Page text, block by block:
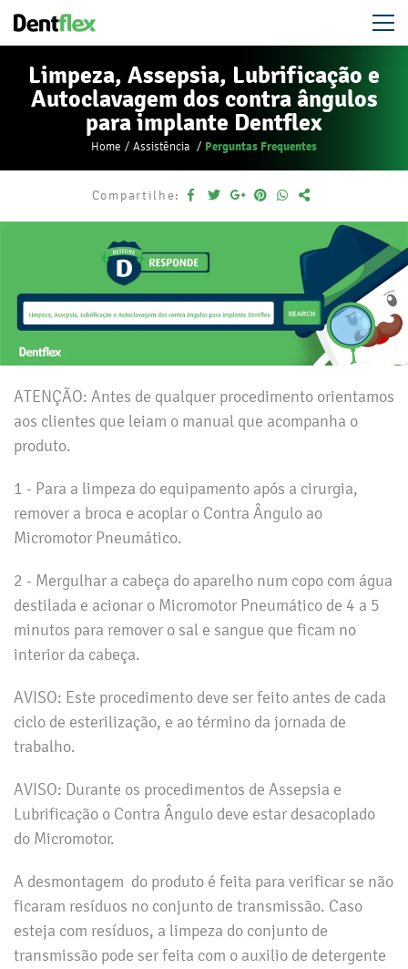
Limpeza, Assepsia, Lubrificação e
Autoclavagem dos contra ângulos
para implante Dentflex
Home Assistência Perguntas Frequentes
Compartilhe:
ATENÇÃO: Antes de qualquer procedimento orientamos
aos clientes que leiam o manual que acompanha o
produto.
1 - Para a limpeza do equipamento após a cirurgia,
remover a broca e acoplar o Contra Ângulo ao
Micromotor Pneumático.
2 - Mergulhar a cabeça do aparelho num copo com água
destilada e acionar o Micromotor Pneumático de 4 a 5
minutos para remover o sal e sangue que ficam no
interior da cabeça.
AVISO: Este procedimento deve ser feito antes de cada
ciclo de esterilização, e ao término da jornada de
trabalho.
AVISO: Durante os procedimentos de Assepsia e
Lubrificação o Contra Ângulo deve estar desacoplado
do Micromotor.
A desmontagem do produto é feita para verificar se não
ficaram resíduos no conjunto de transmissão. Caso
esteja com resíduos, a limpeza do conjunto de
transmissão pode ser feita com o auxilio de detergente